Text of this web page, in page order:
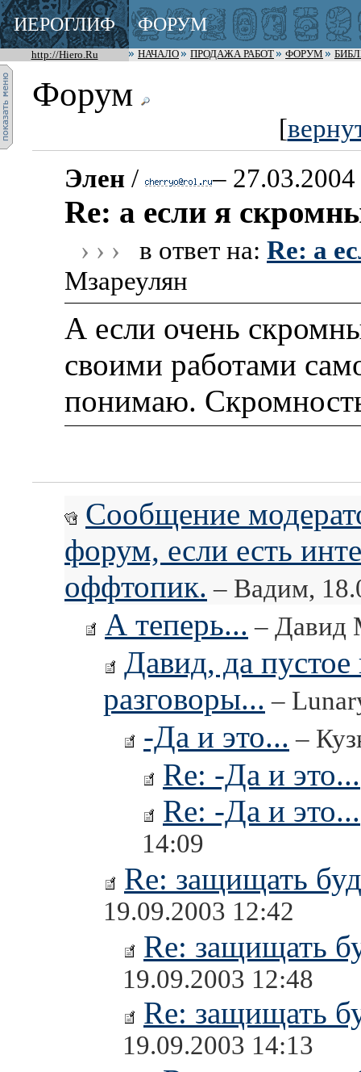
ИЕРОГЛИФ ФОРУМ
http://Hiero.Ru НАЧАЛО ПРОДАЖА РАБОТ ФОРУМ
Форум
[
Элен / –
Re: а если я
› › › в ответ на: Re: а
Мзареулян
А если очень
своими работами
понимаю.
Сообщение
форум, если есть
оффтопик. – Вадим,
А теперь... – Давид
Давид, да пустое
разговоры... –
-Да и это... –
Re: -Да и это...
Re: -Да и это...
14:09
Re: защищать
19.09.2003 12:42
Re: защищать
19.09.2003 12:48
Re: защищать
19.09.2003 14:13